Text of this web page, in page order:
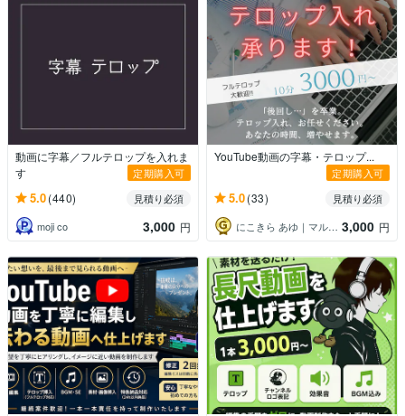
動画に字幕／フルテロップを入れま
す
定期購入可
5.0(440)
見積り必須
moji co
3,000 円
YouTube動画の字幕・テロップ...
定期購入可
5.0(33)
見積り必須
にこきら あゆ｜マルチクリエイター 3,000 円